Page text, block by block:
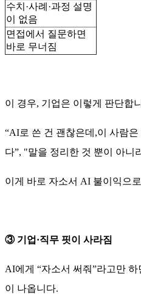
수치·사례·과정 설명
이 없음
면접에서 질문하면
바로 무너짐
이 경우, 기업은 이렇게 판단합
“AI로 쓴 건 괜찮은데,이 사람
다”, "말을 정리한 것 뿐이 아니
이게 바로 자소서 AI 불이익으
③ 기업·직무 핏이 사라짐
AI에게 “자소서 써줘”라고만
이 나옵니다.